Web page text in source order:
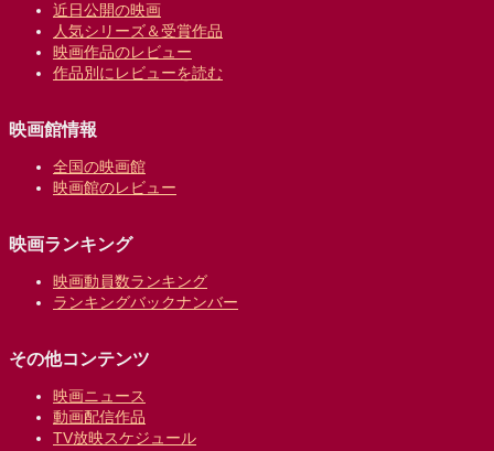
近日公開の映画
人気シリーズ＆受賞作品
映画作品のレビュー
作品別にレビューを読む
映画館情報
全国の映画館
映画館のレビュー
映画ランキング
映画動員数ランキング
ランキングバックナンバー
その他コンテンツ
映画ニュース
動画配信作品
TV放映スケジュール